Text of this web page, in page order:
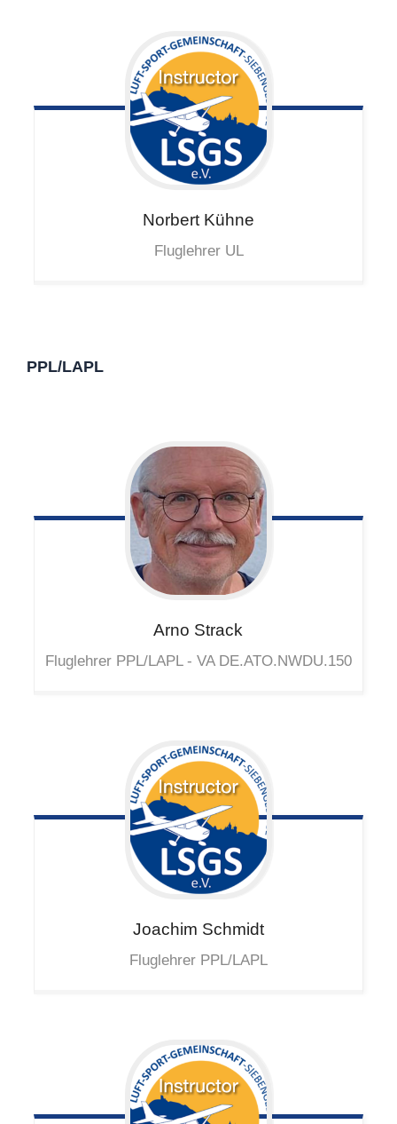
Norbert Kühne
Fluglehrer UL
PPL/LAPL
Arno Strack
Fluglehrer PPL/LAPL - VA DE.ATO.NWDU.150
Joachim Schmidt
Fluglehrer PPL/LAPL